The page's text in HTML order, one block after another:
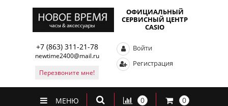
ОФИЦИАЛЬНЫЙ
СЕРВИСНЫЙ ЦЕНТР
CASIO
+7 (863) 311-21-78
newtime2400@mail.ru
Перезвоните мне!
Войти
Регистрация
МЕНЮ 0 0